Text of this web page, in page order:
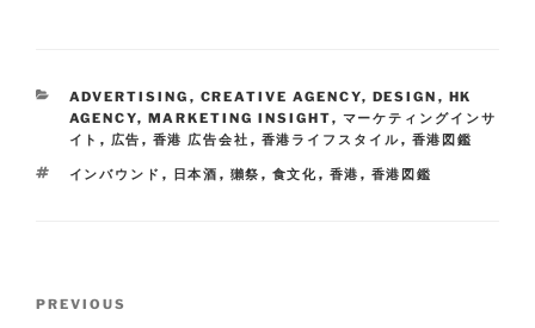
ADVERTISING , CREATIVE AGENCY, DESIGN , HK
AGENCY, MARKETING INSIGHT, マーケティングインサ
イト , 広告 , 香港 広告会社 , 香港ライフスタイル, 香港図鑑
インバウンド , 日本酒 , 獺祭 , 食文化, 香港 , 香港図鑑
PREVIOUS